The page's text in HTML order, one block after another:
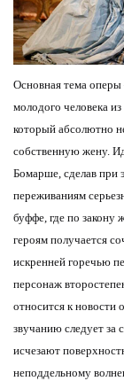
Основная тема оперы
молодого человека
который абсолютно
собственную жену.
Бомарше, сделав при
переживаниям
буффе, где по закону
героям получается
искренней горечью
персонаж
относится к
звучанию следует за
исчезают
неподдельному